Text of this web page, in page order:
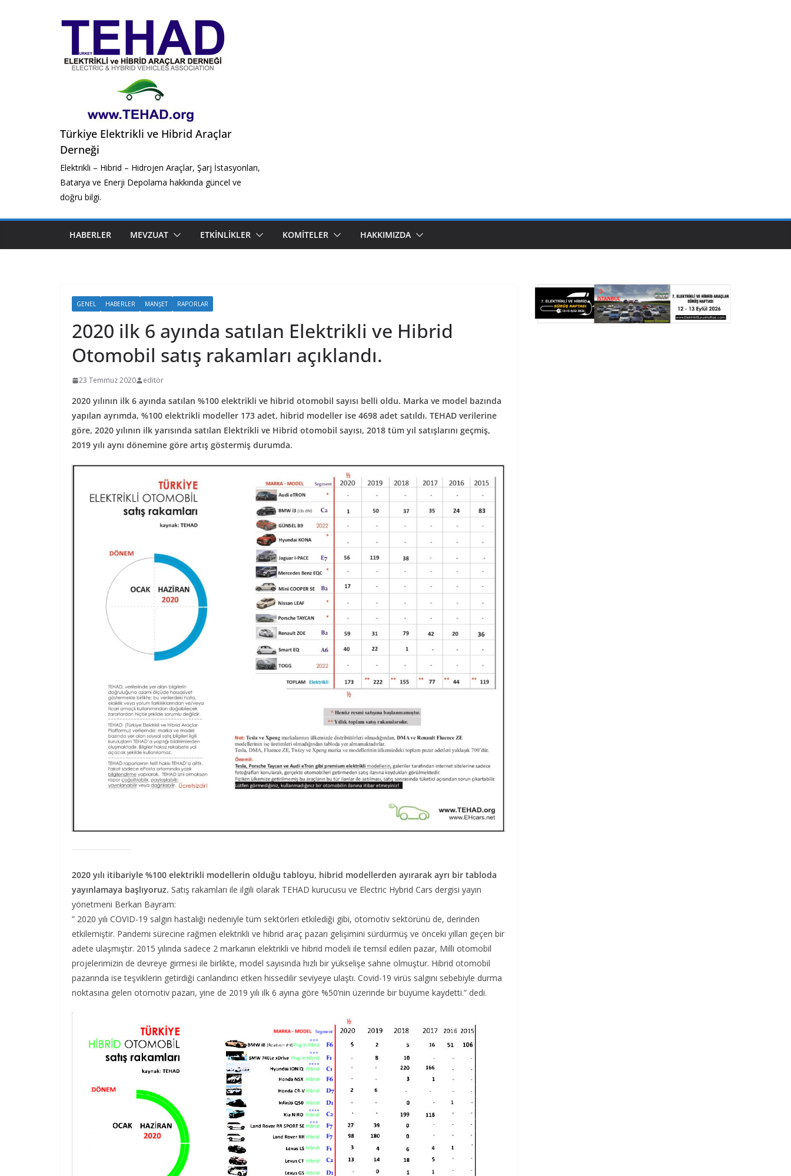
Türkiye Elektrikli ve Hibrid Araçlar
Derneği
Elektrikli – Hibrid – Hidrojen Araçlar, Şarj İstasyonları,
Batarya ve Enerji Depolama hakkında güncel ve
doğru bilgi.
HABERLER MEVZUAT ETKINLIKLER KOMITELER HAKKIMIZDA
GENEL HABERLER MANŞET RAPORLAR
2020 ilk 6 ayında satılan Elektrikli ve Hibrid
Otomobil satış rakamları açıklandı.
23 Temmuz 2020 editör
2020 yılının ilk 6 ayında satılan %100 elektrikli ve hibrid otomobil sayısı belli oldu. Marka ve model bazında
yapılan ayrımda, %100 elektrikli modeller 173 adet, hibrid modeller ise 4698 adet satıldı. TEHAD verilerine
göre, 2020 yılının ilk yarısında satılan Elektrikli ve Hibrid otomobil sayısı, 2018 tüm yıl satışlarını geçmiş,
2019 yılı aynı dönemine göre artış göstermiş durumda.
2020 yılı itibariyle %100 elektrikli modellerin olduğu tabloyu, hibrid modellerden ayırarak ayrı bir tabloda
yayınlamaya başlıyoruz. Satış rakamları ile ilgili olarak TEHAD kurucusu ve Electric Hybrid Cars dergisi yayın
yönetmeni Berkan Bayram:
” 2020 yılı COVID-19 salgın hastalığı nedeniyle tüm sektörleri etkilediği gibi, otomotiv sektörünü de, derinden
etkilemiştir. Pandemi sürecine rağmen elektrikli ve hibrid araç pazarı gelişimini sürdürmüş ve önceki yılları geçen bir
adete ulaşmıştır. 2015 yılında sadece 2 markanın elektrikli ve hibrid modeli ile temsil edilen pazar, Milli otomobil
projelerimizin de devreye girmesi ile birlikte, model sayısında hızlı bir yükselişe sahne olmuştur. Hibrid otomobil
pazarında ise teşviklerin getirdiği canlandırıcı etken hissedilir seviyeye ulaştı. Covid-19 virüs salgını sebebiyle durma
noktasına gelen otomotiv pazarı, yine de 2019 yılı ilk 6 ayına göre %50’nin üzerinde bir büyüme kaydetti.” dedi.